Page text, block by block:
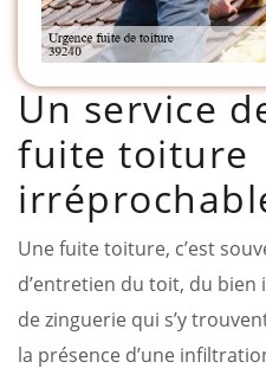
Un service
fuite toiture
Une fuite toiture, c’est
d’entretien du toit, du
de zinguerie qui s’y
la présence d’une